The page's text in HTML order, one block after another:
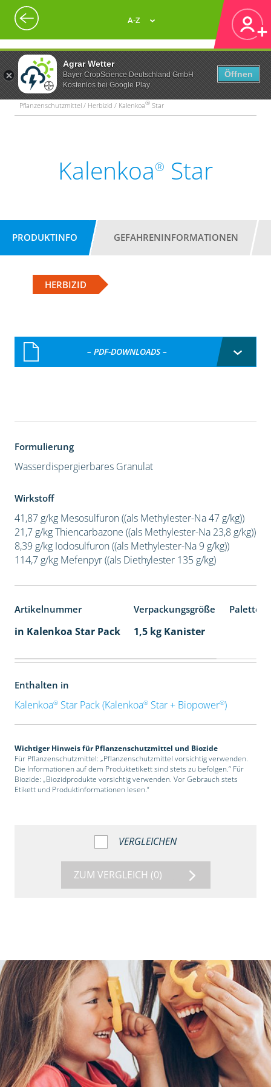
Agrar Wetter
Bayer CropScience Deutschland GmbH
Kostenlos bei Google Play
Öffnen
A-Z
Pflanzenschutzmittel / Herbizid / Kalenkoa® Star
Kalenkoa® Star
PRODUKTINFO GEFAHRENINFORMATIONEN
HERBIZID
– PDF-DOWNLOADS –
Formulierung
Wasserdispergierbares Granulat
Wirkstoff
41,87 g/kg Mesosulfuron ((als Methylester-Na 47 g/kg))
21,7 g/kg Thiencarbazone ((als Methylester-Na 23,8 g/kg))
8,39 g/kg Iodosulfuron ((als Methylester-Na 9 g/kg))
114,7 g/kg Mefenpyr ((als Diethylester 135 g/kg)
Artikelnummer Verpackungsgröße
in Kalenkoa Star Pack 1,5 kg Kanister
Enthalten in
Kalenkoa®Star Pack (Kalenkoa®Star + Biopower®)
Wichtiger Hinweis für Pflanzenschutzmittel und Biozide
Für Pflanzenschutzmittel: „Pflanzenschutzmittel vorsichtig verwenden.
Die Informationen auf dem Produktetikett sind stets zu befolgen.“ Für
Biozide: „Biozidprodukte vorsichtig verwenden. Vor Gebrauch stets
Etikett und Produktinformationen lesen.“
VERGLEICHEN
ZUM VERGLEICH (0)